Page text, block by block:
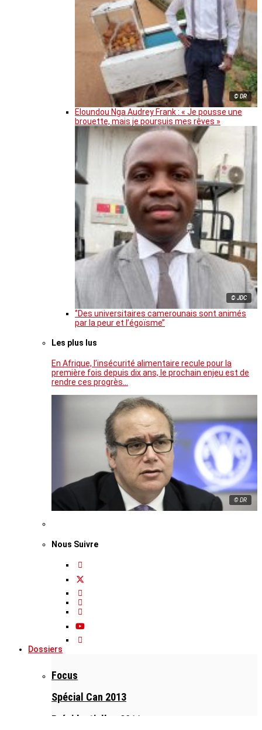
© DR
Eloundou Nga Audrey Frank : « Je pousse une
brouette, mais je poursuis mes rêves »
© JDC
‘’Des universitaires camerounais sont animés
par la peur et l’égoïsme’’
Les plus lus
En Afrique, l’insécurité alimentaire recule pour la
première fois depuis dix ans, le prochain enjeu est de
rendre ces progrès…
© DR
Nous Suivre
Dossiers
Focus
Spécial Can 2013
Présidentielles 2011